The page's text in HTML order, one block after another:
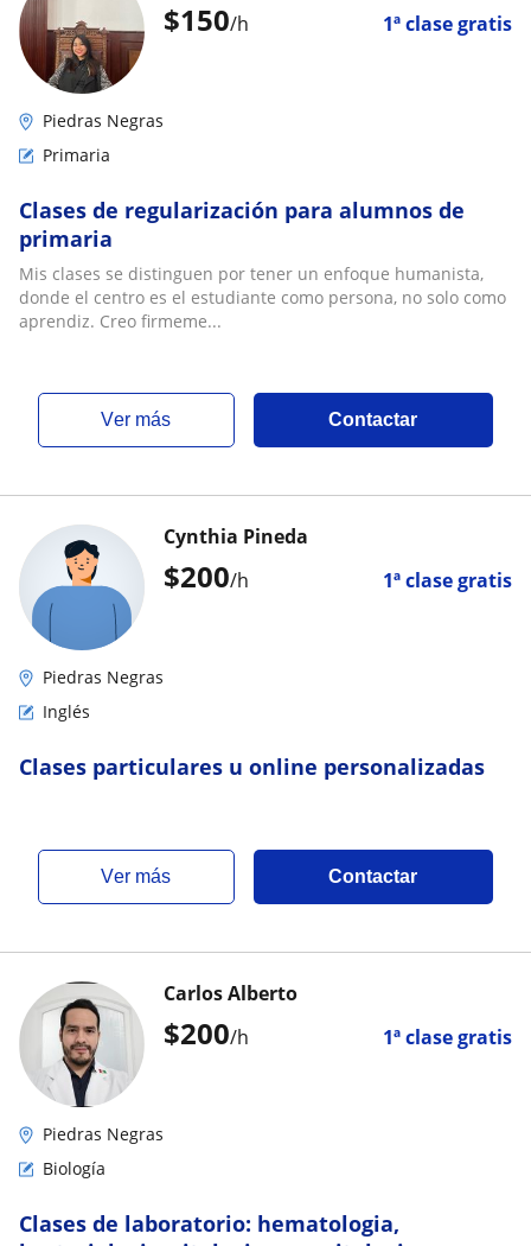
$150/h 1ª clase gratis
Piedras Negras
Primaria
Clases de regularización para alumnos de
primaria
Mis clases se distinguen por tener un enfoque humanista,
donde el centro es el estudiante como persona, no solo como
aprendiz. Creo firmeme...
ver más Contactar
$200/h 1ª clase gratis
Cynthia Pineda
Piedras Negras
Inglés
Clases particulares u online personalizadas
ver más Contactar
$200/h 1ª clase gratis
Carlos Alberto
Piedras Negras
Biología
Clases de laboratorio: hematologia,